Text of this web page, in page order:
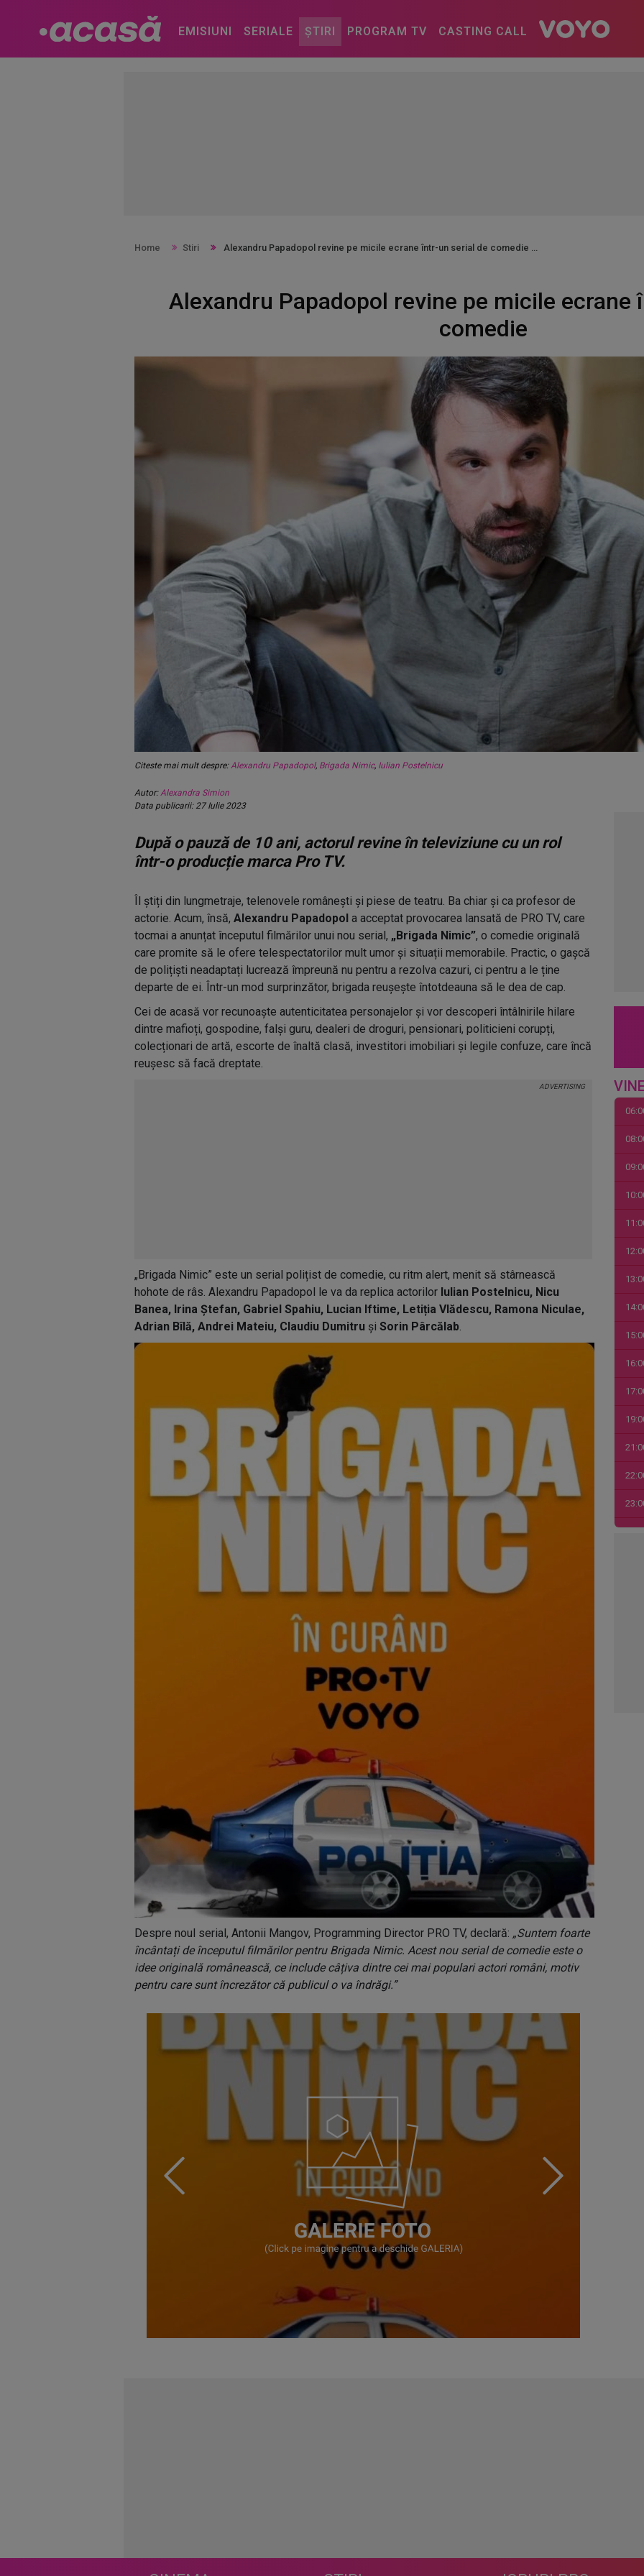
EMISIUNI SERIALE ȘTIRI PROGRAM TV CASTING CALL
Home Stiri Alexandru Papadopol revine pe micile ecrane într-un serial de comedie
Alexandru Papadopol revine pe micile ecrane
comedie
Citeste mai mult despre:Alexandru Papadopol, Brigada Nimic, Iulian Postelnicu
Autor:Alexandra Simion
Data publicarii: 27 Iulie 2023
După o pauză de 10 ani, actorul revine în televiziune cu un rol
într-o producție marca Pro TV.
Îl știți din lungmetraje, telenovele românești și piese de teatru. Ba chiar și ca profesor de
actorie. Acum, însă, Alexandru Papadopol a acceptat provocarea lansată de PRO TV, care
tocmai a anunțat începutul filmărilor unui nou serial, „Brigada Nimic”, o comedie originală
care promite să le ofere telespectatorilor mult umor și situații memorabile. Practic, o gașcă
de polițiști neadaptați lucrează împreună nu pentru a rezolva cazuri, ci pentru a le ține
departe de ei. Într-un mod surprinzător, brigada reușește întotdeauna să le dea de cap.
Cei de acasă vor recunoaște autenticitatea personajelor și vor descoperi întâlnirile hilare
dintre mafioți, gospodine, falși guru, dealeri de droguri, pensionari, politicieni corupți,
colecționari de artă, escorte de înaltă clasă, investitori imobiliari și legile confuze, care încă
reușesc să facă dreptate.
„Brigada Nimic” este un serial polițist de comedie, cu ritm alert, menit să stârnească
hohote de râs. Alexandru Papadopol le va da replica actorilor Iulian Postelnicu, Nicu
Banea, Irina Ștefan, Gabriel Spahiu, Lucian Iftime, Letiția Vlădescu, Ramona Niculae,
Adrian Bîlă, Andrei Mateiu, Claudiu Dumitru și Sorin Pârcălab.
Despre noul serial, Antonii Mangov, Programming Director PRO TV, declară: „Suntem foarte
încântați de începutul filmărilor pentru Brigada Nimic. Acest nou serial de comedie este o
idee originală românească, ce include câțiva dintre cei mai populari actori români, motiv
pentru care sunt încrezător că publicul o va îndrăgi.”